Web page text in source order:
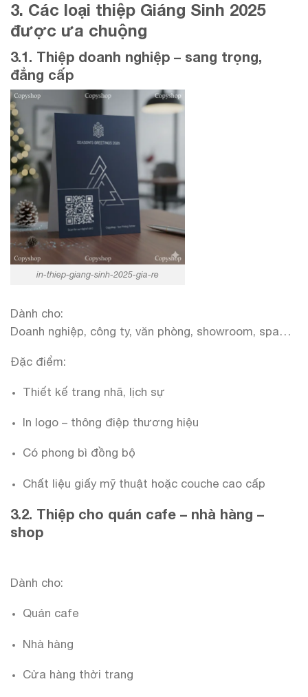
3. Các loại thiệp Giáng Sinh 2025
được ưa chuộng
3.1. Thiệp doanh nghiệp – sang trọng,
đẳng cấp
in-thiep-giang-sinh-2025-gia-re
Dành cho:
Doanh nghiệp, công ty, văn phòng, showroom, spa…
Đặc điểm:
Thiết kế trang nhã, lịch sự
In logo – thông điệp thương hiệu
Có phong bì đồng bộ
Chất liệu giấy mỹ thuật hoặc couche cao cấp
3.2. Thiệp cho quán cafe – nhà hàng –
shop
Dành cho:
Quán cafe
Nhà hàng
Cửa hàng thời trang